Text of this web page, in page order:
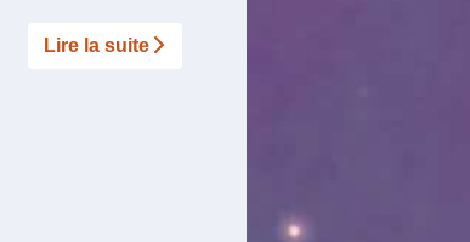
Lire la suite­­